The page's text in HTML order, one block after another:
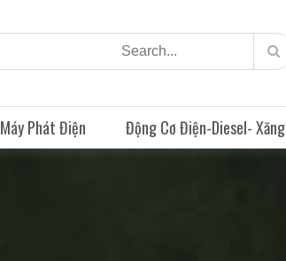
Máy Phát Điện Động Cơ Điện-Diesel- Xăng